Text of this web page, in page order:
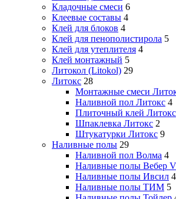
Кладочные смеси 6
Клеевые составы 4
Клей для блоков 4
Клей для пенополистирола 5
Клей для утеплителя 4
Клей монтажный 5
Литокол (Litokol) 29
Литокс 28
Монтажные смеси
Наливной пол Литокс 4
Плиточный клей Литокс
Шпаклевка Литокс 2
Штукатурки Литокс 9
Наливные полы 29
Наливной пол Волма 4
Наливные полы Вебер
Наливные полы Ивсил 4
Наливные полы ТИМ 5